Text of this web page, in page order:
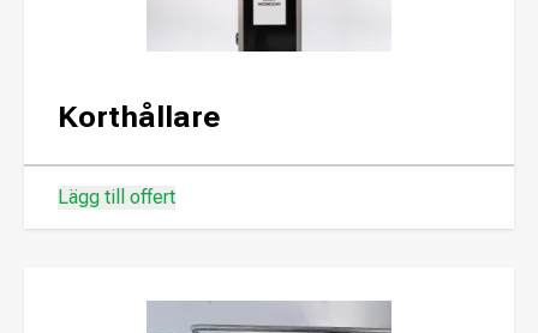
Korthållare
Lägg till offert